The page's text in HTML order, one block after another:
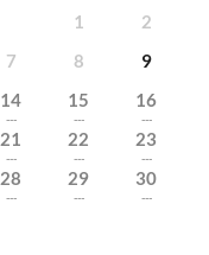
1
2
7 8
9
14
---
15
---
16
---
21
---
22
---
23
---
28
---
29
---
30
---